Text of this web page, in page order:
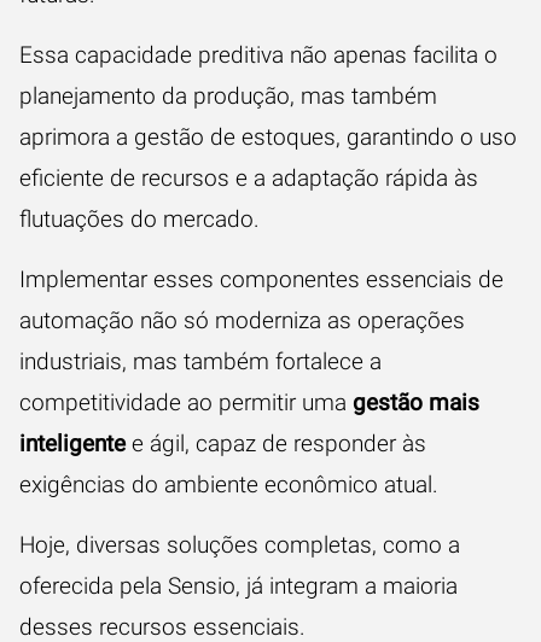
Essa capacidade preditiva não apenas facilita o
planejamento da produção, mas também
aprimora a gestão de estoques, garantindo o uso
eficiente de recursos e a adaptação rápida às
flutuações do mercado.
Implementar esses componentes essenciais de
automação não só moderniza as operações
industriais, mas também fortalece a
competitividade ao permitir uma gestão mais
inteligente e ágil, capaz de responder às
exigências do ambiente econômico atual.
Hoje, diversas soluções completas, como a
oferecida pela Sensio, já integram a maioria
desses recursos essenciais.